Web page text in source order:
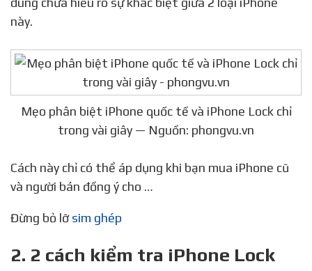
này.
Mẹo phân biệt iPhone quốc tế và iPhone Lock chỉ
trong vài giây — Nguồn: phongvu.vn
Cách này chỉ có thể áp dụng khi bạn mua iPhone cũ
và người bán đồng ý cho …
Đừng bỏ lỡsim ghép
2. 2 cách kiểm tra iPhone Lock